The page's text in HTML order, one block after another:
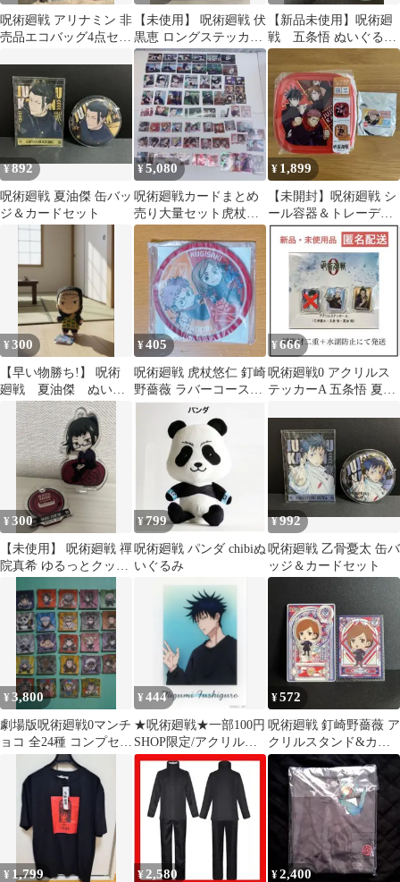
呪術廻戦 アリナミン 非
売品エコバッグ4点セッ
【未使用】 呪術廻戦 伏
黒恵 ロングステッカー
ステッカー シール
【新品未使用】呪術廻
戦 五条悟 ぬいぐるみ
がま口財布
¥892
呪術廻戦 夏油傑 缶バッ
ジ＆カードセット
¥5,080
呪術廻戦カードまとめ
売り大量セット虎杖五
条人気キャラ多数！
¥ 1,899
【未開封】呪術廻戦 シ
ール容器＆トレーディ
ング缶バッジ
¥300
【早い物勝ち!】 呪術
廻戦 夏油傑 ぬいぐ
るみ プライズ
¥405
呪術廻戦 虎杖悠仁 釘崎
野薔薇 ラバーコースタ
ー
¥ 666
呪術廻戦0 アクリルス
テッカーA 五条悟 夏油
¥300
【未使用】 呪術廻戦 禪
院真希 ゆるっとクッシ
ョン アクリルスタンド
アクスタ
¥799
呪術廻戦 パンダ chibiぬ
いぐるみ
¥992
呪術廻戦 乙骨憂太 缶バ
ッジ＆カードセット
¥3,800
劇場版呪術廻戦0マンチ
ョコ 全24種 コンプセッ
ト 東日本
¥444
★呪術廻戦★一部100円
SHOP限定/アクリルカ
ード★伏黒恵★新品★
¥572
呪術廻戦 釘崎野薔薇 ア
クリルスタンド&カー
ドセット
¥ 1,799 ¥ 2,580 ¥2,400